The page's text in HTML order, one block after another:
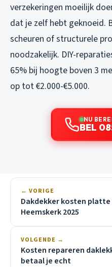
verzekeringen moeilijk
dat je zelf hebt geknoeid.
scheuren of structurele
noodzakelijk. DIY-
65% bij hoogte boven 3
op tot €2.000-€5.000.
NU
BEL
← VORIGE
Dakdekker kosten platte
Heemskerk 2025
VOLGENDE →
Kosten repareren
betaal je echt